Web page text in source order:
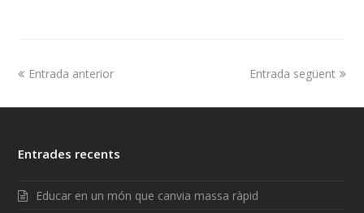
Entrada anterior Entrada següent
Entrades recents
Educar en un món que canvia massa ràpid